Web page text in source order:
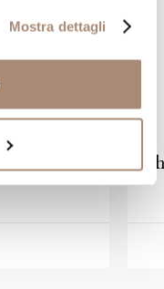
Mostra dettagli